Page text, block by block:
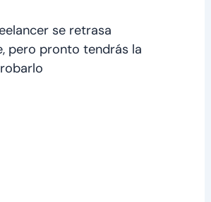
se retrasa
pero pronto tendrás la